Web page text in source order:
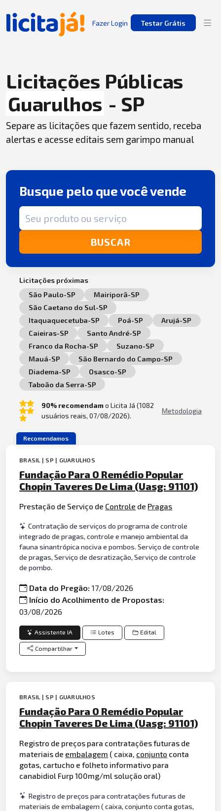
Fazer Login Testar Grátis
Licitações Públicas
Guarulhos - SP
Separe as licitações que fazem sentido, receba
alertas e acesse editais sem garimpo manual
Busque pelo que você vende
Termo de busca
BUSCAR
Licitações próximas
São Paulo-SP
Mairiporã-SP
São Caetano do Sul-SP
Itaquaquecetuba-SP
Poá-SP
Arujá-SP
Caieiras-SP
Santo André-SP
Franco da Rocha-SP
Suzano-SP
Mauá-SP
São Bernardo do Campo-SP
Diadema-SP
Osasco-SP
Taboão da Serra-SP
90% recomendamo Licita Já (1082
usuários reais, 07/08/2026).
Metodologia
Recomendamos
BRASIL | SP | GUARULHOS
Fundação Para O Remédio Popular
Chopin Taveres De Lima (Uasg: 91101)
Prestação de Serviço de Controle de Pragas
Contratação de serviços do programa de controle
integrado de pragas, controle e manejo ambiental da
fauna sinantrópica nociva e pombos. Serviço de controle
de pragas, Serviço de desratização, Serviço de controle
de pombo.
Data do Pregão:17/08/2026
Início do Acolhimento de Propostas:
03/08/2026
Assistente IA Lotes Edital
Compartilhar
BRASIL | SP | GUARULHOS
Fundação Para O Remédio Popular
Chopin Taveres De Lima (Uasg: 91101)
Registro de preços para contratações futuras de
materiais de embalagem ( caixa, conjunto conta
gotas, cartucho e folheto informativo para
canabidiol Furp 100mg/ml solução oral)
Registro de preços para contratações futuras de
materiais de embalagem ( caixa, conjunto conta gotas,